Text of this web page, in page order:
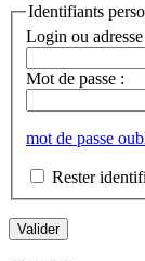
Identifiants
Login ou
Mot de passe :
mot de passe
Rester